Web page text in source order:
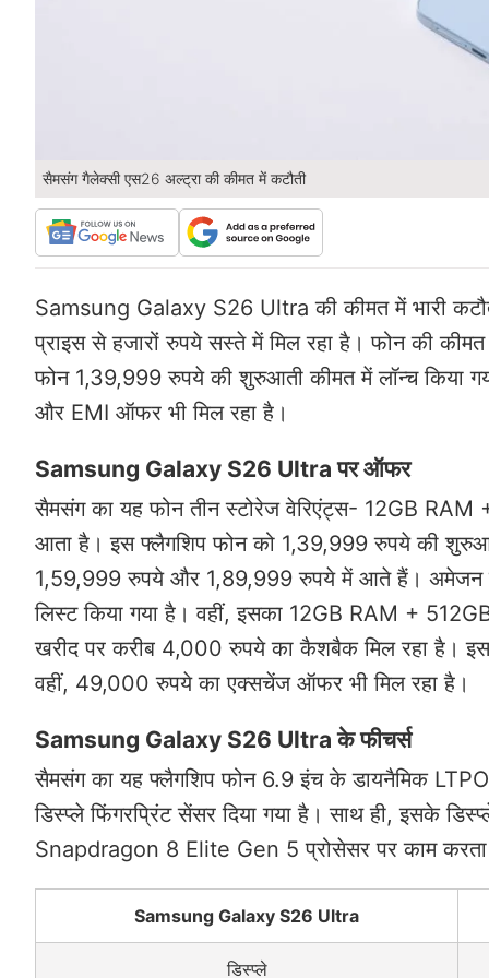
सैमसंग गैलेक्सी एस26 अल्ट्रा की कीमत में कटौती
Samsung Galaxy S26 Ultra की कीमत में भारी
प्राइस से हजारों रुपये सस्ते में मिल रहा है। फोन की
फोन 1,39,999 रुपये की शुरुआती कीमत में लॉन्च किया
और EMI ऑफर भी मिल रहा है।
Samsung Galaxy S26 Ultra पर ऑफर
सैमसंग का यह फोन तीन स्टोरेज वेरिएंट्स- 12GB
आता है। इस फ्लैगशिप फोन को 1,39,999 रुपये की
1,59,999 रुपये और 1,89,999 रुपये में आते हैं। अमेजन
लिस्ट किया गया है। वहीं, इसका 12GB RAM +
खरीद पर करीब 4,000 रुपये का कैशबैक मिल रहा है।
वहीं, 49,000 रुपये का एक्सचेंज ऑफर भी मिल रहा है।
Samsung Galaxy S26 Ultra के फीचर्स
सैमसंग का यह फ्लैगशिप फोन 6.9 इंच के डायनैमिक
डिस्प्ले फिंगरप्रिंट सेंसर दिया गया है। साथ ही, इसके
Snapdragon 8 Elite Gen 5 प्रोसेसर पर काम
Samsung Galaxy S26 Ultra
डिस्प्ले